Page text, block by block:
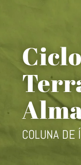
COLUNA DE